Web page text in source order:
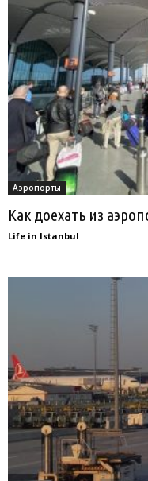
Аэропорты
Как доехать из
Life in Istanbul